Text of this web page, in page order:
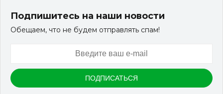
150*25*3000 мм.
Подпишитесь на наши новости
Обещаем, что не будем отправлять спам!